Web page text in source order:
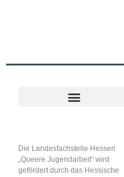
Die Landesfachstelle Hessen
„Queere Jugendarbeit“ wird
gefördert durch das Hessische